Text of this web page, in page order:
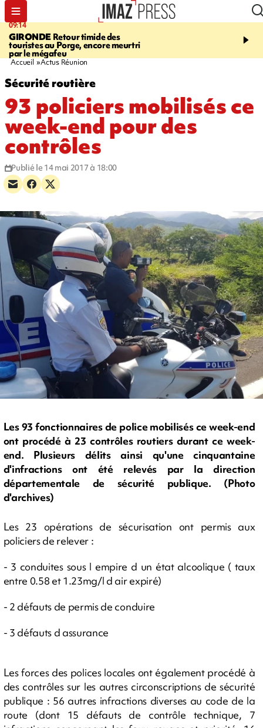
09:14
GIRONDE Retour timide des
touristes au Porge, encore meurtri
par le mégafeu
13:09
Des
font cinq morts en
Accueil Actus Réunion
Sécurité routière
93 policiers mobilisés ce
week-end pour des
contrôles
Publié le 14 mai 2017 à 18:00
Les 93 fonctionnaires de police mobilisés ce week-end
ont procédé à 23 contrôles routiers durant ce week-
end. Plusieurs délits ainsi qu'une cinquantaine
d'infractions ont été relevés par la direction
départementale de sécurité publique. (Photo
d'archives)
Les 23 opérations de sécurisation ont permis aux
policiers de relever :
- 3 conduites sous l empire d un état alcoolique ( taux
entre 0.58 et 1.23mg/l d air expiré)
- 2 défauts de permis de conduire
- 3 défauts d assurance
Les forces des polices locales ont également procédé à
des contrôles sur les autres circonscriptions de sécurité
publique : 56 autres infractions diverses au code de la
route (dont 15 défauts de contrôle technique, 7